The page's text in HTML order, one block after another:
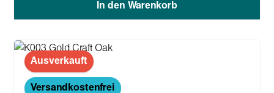
In den Warenkorb
Ausverkauft
Versandkostenfrei